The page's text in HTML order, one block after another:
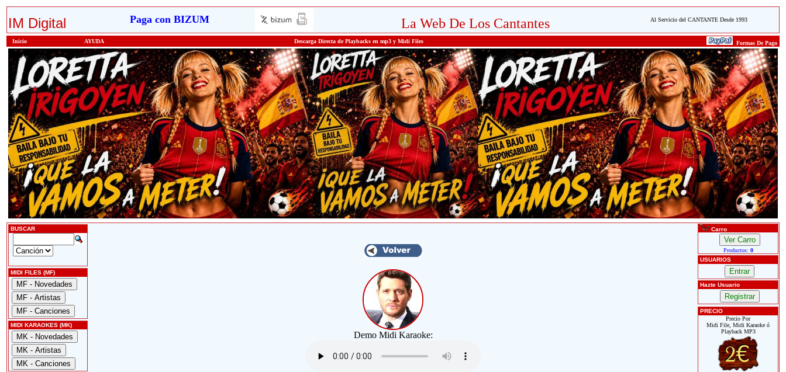
IM Digital Paga con BIZUM La Web De Los Cantantes Al Servicio del CANTANTE Desde 1993
Inicio AYUDA Descarga Directa de Playbacks en mp3 y Midi Files Formas De Pago
BUSCAR
MIDI FILES (MF)
MIDI KARAOKES (MK)
Demo Midi Karaoke:
Carro
Productos: 0
USUARIOS
Hazte Usuario
PRECIO
Precio Por
Midi File, Midi Karaoke ó
Playback MP3